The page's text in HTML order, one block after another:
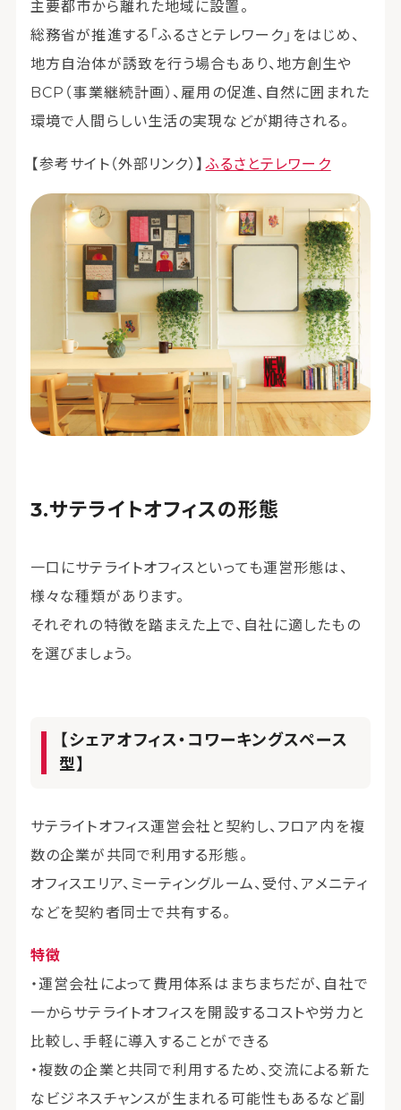
主要都市から離れた地域に設置。
総務省が推進する「ふるさとテレワーク」をはじめ、
地方自治体が誘致を行う場合もあり、地方創生や
BCP（事業継続計画）、雇用の促進、自然に囲まれた
環境で人間らしい生活の実現などが期待される。
【参考サイト（外部リンク）】ふるさとテレワーク
サテライトオフィスの形態
一口にサテライトオフィスといっても運営形態は、
様々な種類があります。
それぞれの特徴を踏まえた上で、自社に適したもの
を選びましょう。
【シェアオフィス・コワーキングスペース
型】
サテライトオフィス運営会社と契約し、フロア内を複
数の企業が共同で利用する形態。
オフィスエリア、ミーティングルーム、受付、アメニティ
などを契約者同士で共有する。
特徴
・運営会社によって費用体系はまちまちだが、自社で
一からサテライトオフィスを開設するコストや労力と
比較し、手軽に導入することができる
・複数の企業と共同で利用するため、交流による新た
なビジネスチャンスが生まれる可能性もあるなど副